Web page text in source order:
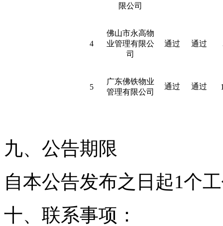
限公司
4
佛山市永高物
业管理有限公
司
通过 通过
5
广东佛铁物业
管理有限公司
通过 通过
九、公告期限
自本公告发布之日起1个
十、联系事项：